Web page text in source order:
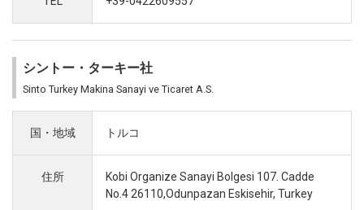
シントー・ターキー社
Sinto Turkey Makina Sanayi ve Ticaret A.S.
国・地域 トルコ
住所
Kobi Organize Sanayi Bolgesi 107. Cadde
No.4 26110,Odunpazan Eskisehir, Turkey